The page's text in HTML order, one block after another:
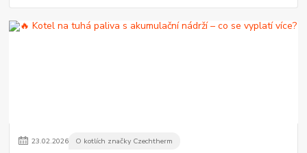
23.02.2026 O kotlích značky Czechtherm